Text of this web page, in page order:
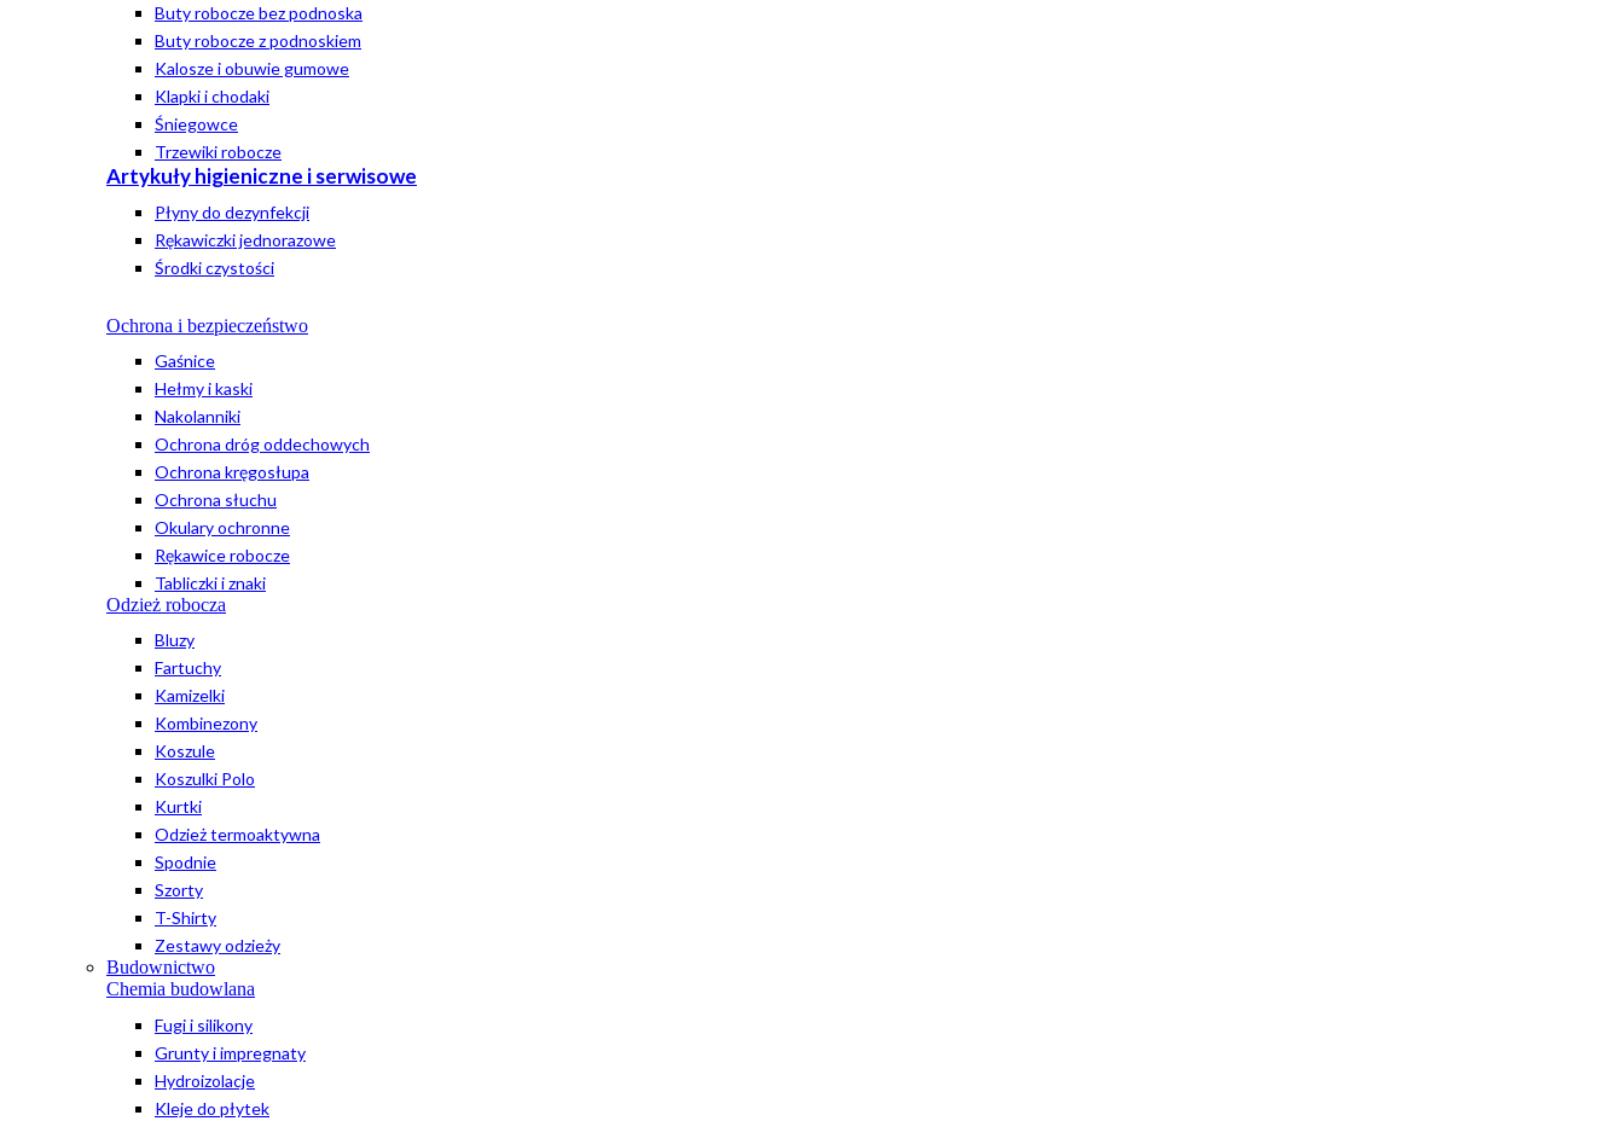
Buty robocze bez podnoska
Buty robocze z podnoskiem
Kalosze i obuwie gumowe
Klapki i chodaki
Śniegowce
Trzewiki robocze
Artykuły higieniczne i serwisowe
Płyny do dezynfekcji
Rękawiczki jednorazowe
Środki czystości
Ochrona i bezpieczeństwo
Gaśnice
Hełmy i kaski
Nakolanniki
Ochrona dróg oddechowych
Ochrona kręgosłupa
Ochrona słuchu
Okulary ochronne
Rękawice robocze
Tabliczki i znaki
Odzież robocza
Bluzy
Fartuchy
Kamizelki
Kombinezony
Koszule
Koszulki Polo
Kurtki
Odzież termoaktywna
Spodnie
Szorty
T-Shirty
Zestawy odzieży
Budownictwo
Chemia budowlana
Fugi i silikony
Grunty i impregnaty
Hydroizolacje
Kleje do płytek